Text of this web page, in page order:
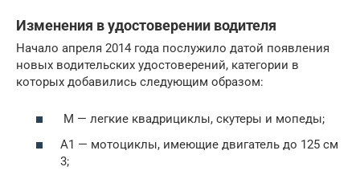
Изменения в удостоверении водителя
Начало апреля 2014 года послужило датой появления
новых водительских удостоверений, категории в
которых добавились следующим образом:
М — легкие квадрициклы, скутеры и мопеды;
А1 — мотоциклы, имеющие двигатель до 125 см
3;